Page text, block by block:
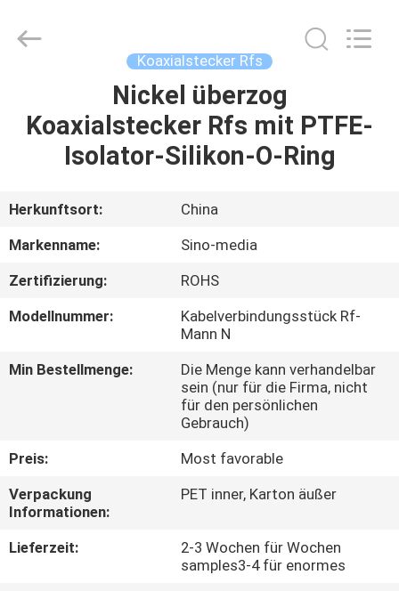
HAUSE
VIDEOS
ÜBER
UNS
WERKSBESICHTIGUNG
QUALITÄTSKONTROLLE
KONTAKT
MIT
UNS
Ltd..
Koaxialstecker Rfs
Nickel überzog
Koaxialstecker Rfs mit PTFE-
Isolator-Silikon-O-Ring
Herkunftsort:
China
Markenname:
Sino-media
Zertifizierung:
ROHS
Modellnummer:
Kabelverbindungsstück Rf-
Mann N
Min Bestellmenge:
Die Menge kann verhandelbar
sein (nur für die Firma, nicht
für den persönlichen
Gebrauch)
Preis:
Most favorable
Verpackung
Informationen:
PET inner, Karton äußer
Lieferzeit:
2-3 Wochen für Wochen
samples3-4 für enormes